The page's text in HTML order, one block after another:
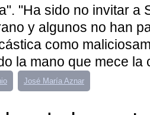
"Ha sido no invitar a
y algunos no han
como
la mano que mece la
José María Aznar